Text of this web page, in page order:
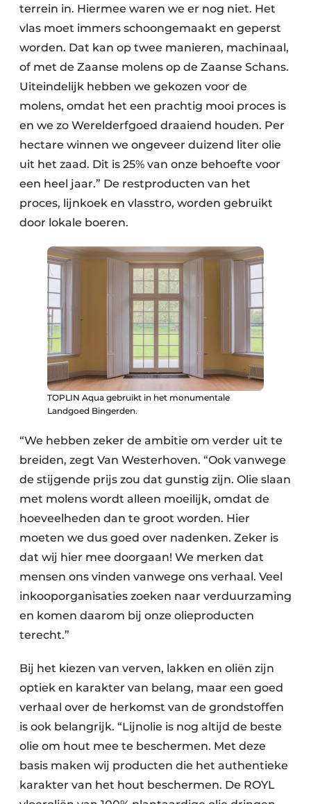
terrein in. Hiermee waren we er nog niet. Het
vlas moet immers schoongemaakt en geperst
worden. Dat kan op twee manieren, machinaal,
of met de Zaanse molens op de Zaanse Schans.
Uiteindelijk hebben we gekozen voor de
molens, omdat het een prachtig mooi proces is
en we zo Werelderfgoed draaiend houden. Per
hectare winnen we ongeveer duizend liter olie
uit het zaad. Dit is 25% van onze behoefte voor
een heel jaar.” De restproducten van het
proces, lijnkoek en vlasstro, worden gebruikt
door lokale boeren.
TOPLIN Aqua gebruikt in het monumentale
Landgoed Bingerden.
“We hebben zeker de ambitie om verder uit te
breiden, zegt Van Westerhoven. “Ook vanwege
de stijgende prijs zou dat gunstig zijn. Olie slaan
met molens wordt alleen moeilijk, omdat de
hoeveelheden dan te groot worden. Hier
moeten we dus goed over nadenken. Zeker is
dat wij hier mee doorgaan! We merken dat
mensen ons vinden vanwege ons verhaal. Veel
inkooporganisaties zoeken naar verduurzaming
en komen daarom bij onze olieproducten
terecht.”
Bij het kiezen van verven, lakken en oliën zijn
optiek en karakter van belang, maar een goed
verhaal over de herkomst van de grondstoffen
is ook belangrijk. “Lijnolie is nog altijd de beste
olie om hout mee te beschermen. Met deze
basis maken wij producten die het authentieke
karakter van het hout beschermen. De ROYL